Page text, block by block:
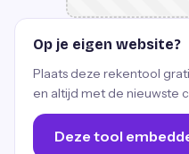
Op je eigen website?
Plaats deze rekentool
en altijd met de nieuwste
Deze tool